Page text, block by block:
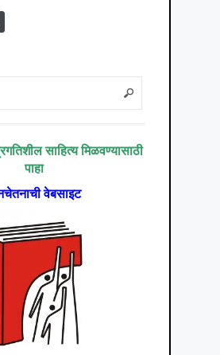
साहित्य मिळवण्यासाठी
पाहा
वेबसाइट